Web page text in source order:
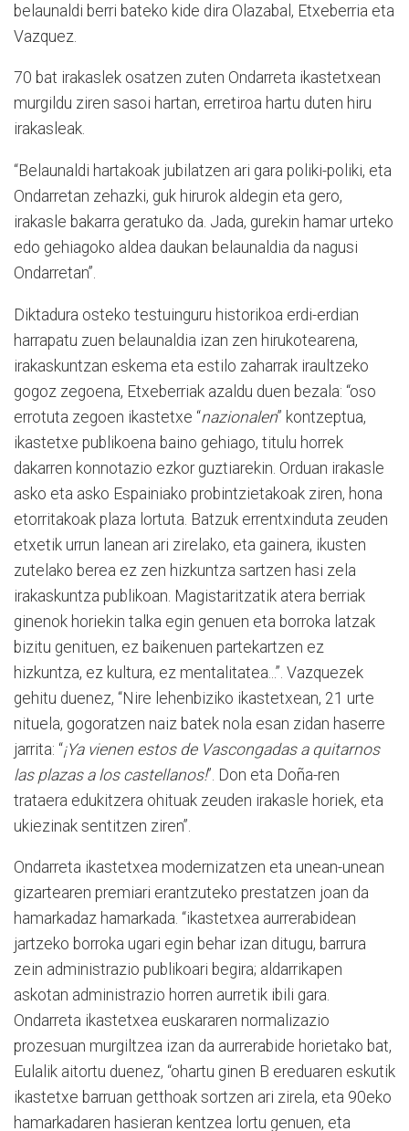
belaunaldi berri bateko kide dira Olazabal, Etxeberria eta
Vazquez.
70 bat irakaslek osatzen zuten Ondarreta ikastetxean
murgildu ziren sasoi hartan, erretiroa hartu duten hiru
irakasleak.
“Belaunaldi hartakoak jubilatzen ari gara poliki-poliki, eta
Ondarretan zehazki, guk hirurok aldegin eta gero,
irakasle bakarra geratuko da. Jada, gurekin hamar urteko
edo gehiagoko aldea daukan belaunaldia da nagusi
Ondarretan”.
Diktadura osteko testuinguru historikoa erdi-erdian
harrapatu zuen belaunaldia izan zen hirukotearena,
irakaskuntzan eskema eta estilo zaharrak iraultzeko
gogoz zegoena, Etxeberriak azaldu duen bezala: “oso
errotuta zegoen ikastetxe “nazionalen” kontzeptua,
ikastetxe publikoena baino gehiago, titulu horrek
dakarren konnotazio ezkor guztiarekin. Orduan irakasle
asko eta asko Espainiako probintzietakoak ziren, hona
etorritakoak plaza lortuta. Batzuk errentxinduta zeuden
etxetik urrun lanean ari zirelako, eta gainera, ikusten
zutelako berea ez zen hizkuntza sartzen hasi zela
irakaskuntza publikoan. Magistaritzatik atera berriak
ginenok horiekin talka egin genuen eta borroka latzak
bizitu genituen, ez baikenuen partekartzen ez
hizkuntza, ez kultura, ez mentalitatea...”. Vazquezek
gehitu duenez, “Nire lehenbiziko ikastetxean, 21 urte
nituela, gogoratzen naiz batek nola esan zidan haserre
jarrita: “¡Ya vienen estos de Vascongadas a quitarnos
las plazas a los castellanos!”. Don eta Doña-ren
trataera edukitzera ohituak zeuden irakasle horiek, eta
ukiezinak sentitzen ziren”.
Ondarreta ikastetxea modernizatzen eta unean-unean
gizartearen premiari erantzuteko prestatzen joan da
hamarkadaz hamarkada. “ikastetxea aurrerabidean
jartzeko borroka ugari egin behar izan ditugu, barrura
zein administrazio publikoari begira; aldarrikapen
askotan administrazio horren aurretik ibili gara.
Ondarreta ikastetxea euskararen normalizazio
prozesuan murgiltzea izan da aurrerabide horietako bat,
Eulalik aitortu duenez, “ohartu ginen B ereduaren eskutik
ikastetxe barruan getthoak sortzen ari zirela, eta 90eko
hamarkadaren hasieran kentzea lortu genuen, eta